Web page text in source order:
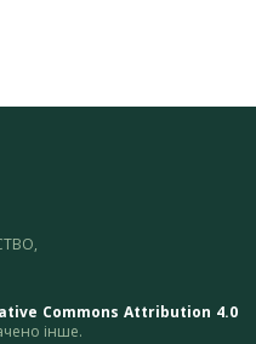
Commons Attribution 4.0
інше.